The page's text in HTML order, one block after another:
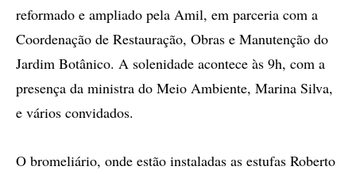
reformado e ampliado pela Amil, em parceria com a
Coordenação de Restauração, Obras e Manutenção do
Jardim Botânico. A solenidade acontece às 9h, com a
presença da ministra do Meio Ambiente, Marina Silva,
e vários convidados.
O bromeliário, onde estão instaladas as estufas Roberto